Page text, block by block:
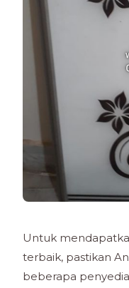
Untuk
terbaik, pastikan
beberapa